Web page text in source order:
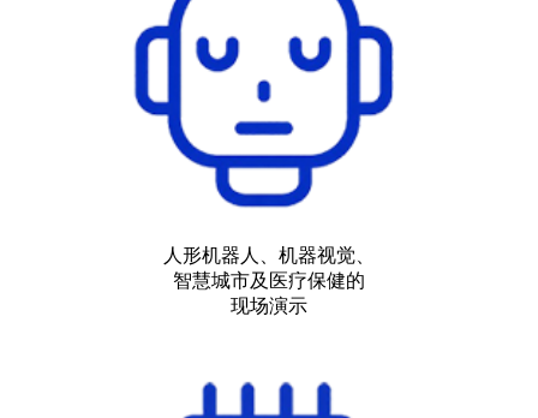
人形机器人、机器视觉、
智慧城市及医疗保健的
现场演示